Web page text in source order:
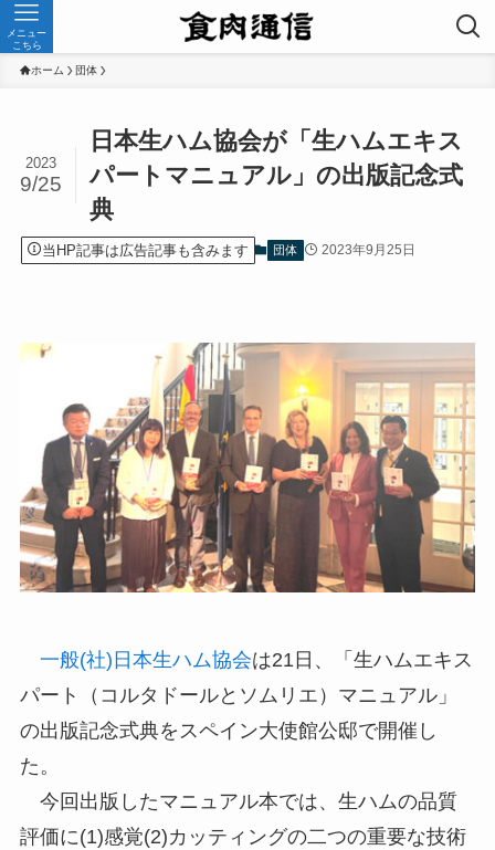
メニュー
こちら
ホーム 団体
日本生ハム協会が「生ハムエキス
パートマニュアル」の出版記念式
典
2023
9/25
当HP記事は広告記事も含みます 団体 2023年9月25日
一般(社)日本生ハム協会は21日、「生ハムエキス
パート（コルタドールとソムリエ）マニュアル」
の出版記念式典をスペイン大使館公邸で開催し
た。
今回出版したマニュアル本では、生ハムの品質
評価に(1)感覚(2)カッティングの二つの重要な技術